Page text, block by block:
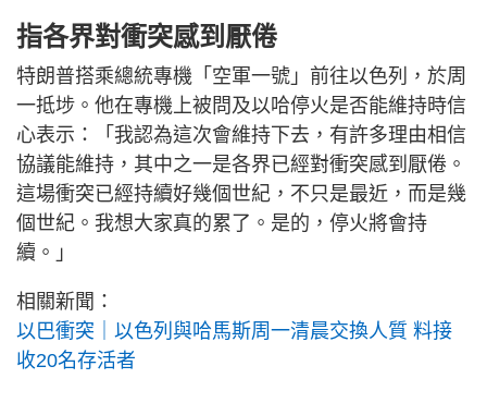
指各界對衝突感到厭倦
特朗普搭乘總統專機「空軍一號」前往以色列，於周
一抵埗。他在專機上被問及以哈停火是否能維持時信
心表示：「我認為這次會維持下去，有許多理由相信
協議能維持，其中之一是各界已經對衝突感到厭倦。
這場衝突已經持續好幾個世紀，不只是最近，而是幾
個世紀。我想大家真的累了。是的，停火將會持
續。」
相關新聞：
以巴衝突｜以色列與哈馬斯周一清晨交換人質 料接
收20名存活者